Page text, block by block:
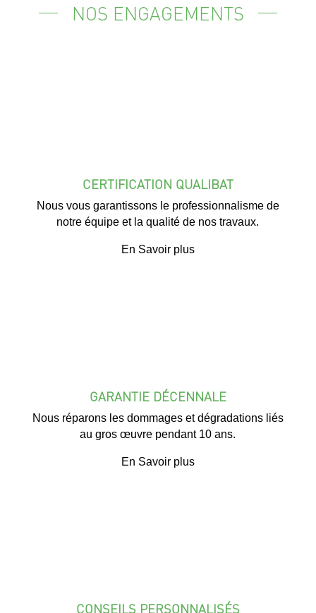
NOS ENGAGEMENTS
CERTIFICATION QUALIBAT
Nous vous garantissons le professionnalisme de
notre équipe et la qualité de nos travaux.
En Savoir plus
GARANTIE DÉCENNALE
Nous réparons les dommages et dégradations liés
au gros œuvre pendant 10 ans.
En Savoir plus
CONSEILS PERSONNALISÉS